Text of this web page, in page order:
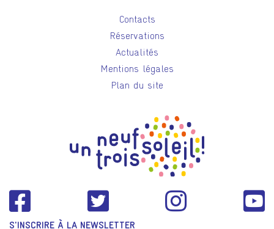
Contacts
Réservations
Actualités
Mentions légales
Plan du site
S'INSCRIRE À LA NEWSLETTER